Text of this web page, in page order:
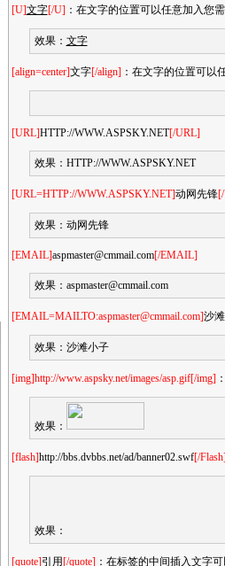
[U]文字[/U] ：在文字的位置可以任意加入您
效果： 文字
[align=center]文字[/align] ：在文字的位置可以
[URL]HTTP://WWW.ASPSKY.NET[/URL]
效果： HTTP://WWW.ASPSKY.NET
[URL=HTTP://WWW.ASPSKY.NET]动网先锋
效果： 动网先锋
[EMAIL]aspmaster@cmmail.com[/EMAIL]
效果： aspmaster@cmmail.com
[EMAIL=MAILTO:aspmaster@cmmail.com]沙
效果： 沙滩小子
[img]http://www.aspsky.net/images/asp.gif[/img]
效果：
[flash]http://bbs.dvbbs.net/ad/banner02.swf[/Flash]
效果：
[quote]引用 [/quote] ：在标签的中间插入文字